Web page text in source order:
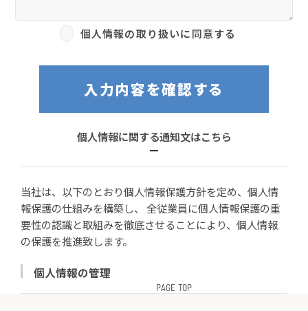
個人情報の取り扱いに同意する
入力内容を確認する
個人情報に関する通知文はこちら
当社は、以下のとおり個人情報保護方針を定め、個人情
報保護の仕組みを構築し、 全従業員に個人情報保護の重
要性の認識と取組みを徹底させることにより、個人情報
の保護を推進致します。
個人情報の管理
当社は、お客さまの個人情報を正確かつ最新の状態に
PAGE TOP